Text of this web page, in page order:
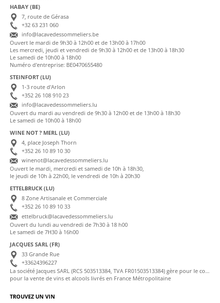
HABAY (BE)
7, route de Gérasa
+32 63 231 060
info@lacavedessommeliers.be
Ouvert le mardi de 9h30 à 12h00 et de 13h00 à 17h00
Les mercredi, jeudi et vendredi de 9h30 à 12h00 et de 13h00 à 18h30
Le samedi de 10h00 à 18h00
Numéro d'entreprise: BE0470655480
STEINFORT (LU)
1-3 route d'Arlon
+352 26 108 910 23
info@lacavedessommeliers.lu
Ouvert du mardi au vendredi de 9h30 à 12h00 et de 13h00 à 18h30
Le samedi de 10h00 à 18h00
WINE NOT ? MERL (LU)
4, place Joseph Thorn
+352 26 10 89 10 30
winenot@lacavedessommeliers.lu
Ouvert le mardi, mercredi et samedi de 10h à 18h30,
le jeudi de 10h à 22h00, le vendredi de 10h à 20h30
ETTELBRUCK (LU)
8 Zone Artisanale et Commerciale
+352 26 10 89 10 33
ettelbruck@lacavedessommeliers.lu
Ouvert du lundi au vendredi de 7h30 à 18 h00
Le samedi de 7H30 à 16h00
JACQUES SARL (FR)
33 Grande Rue
+33624396227
La société Jacques SARL (RCS 503513384, TVA FR01503513384) gère pour le compte de La Cave des Sommeliers les transactions bancaires et la facturation
pour la vente de vins et alcools livrés en France Métropolitaine
TROUVEZ UN VIN